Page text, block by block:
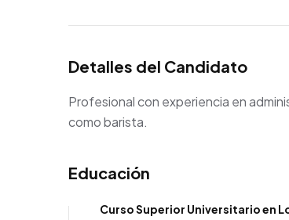
Detalles del Candidato
Profesional con experiencia en
como barista.
Educación
Curso Superior Universitario en